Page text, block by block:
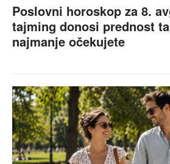
Poslovni horoskop za 8.
tajming donosi prednost
najmanje očekujete